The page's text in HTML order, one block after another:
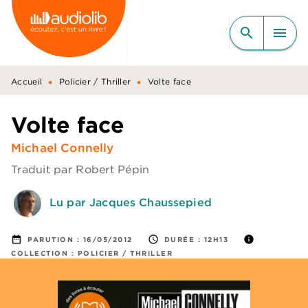
MENU RECHERCHE
CONTENU
PIED DE PAGE
search menu
Accueil • Policier / Thriller • Volte face
Volte face
Michael Connelly
Traduit par Robert Pépin
Lu par Jacques Chaussepied
date_range PARUTION : 16/05/2012 access_time DURÉE : 12H13 info
COLLECTION : POLICIER / THRILLER